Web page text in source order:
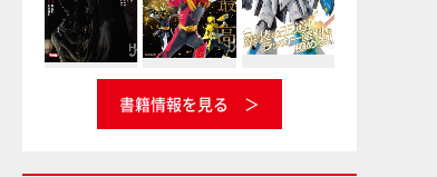
書籍情報を見る